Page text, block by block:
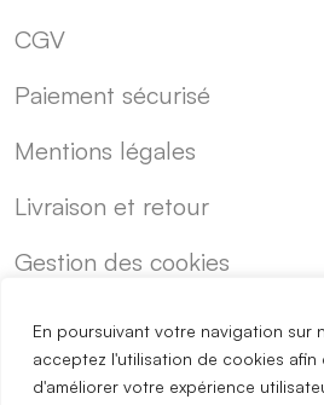
En poursuivant votre navigation sur
acceptez l'utilisation de cookies afin
d'améliorer votre expérience
CGV
Paiement sécurisé
Mentions légales
Livraison et retour
Gestion des cookies